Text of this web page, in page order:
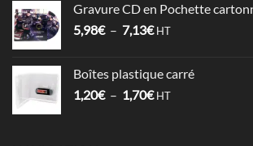
1,52€
à
Gravure CD en Pochette
5,98€ – 7,13€Plage
5,98€
à
HT
Boîtes plastique carré
1,20€ – 1,70€Plage
HT